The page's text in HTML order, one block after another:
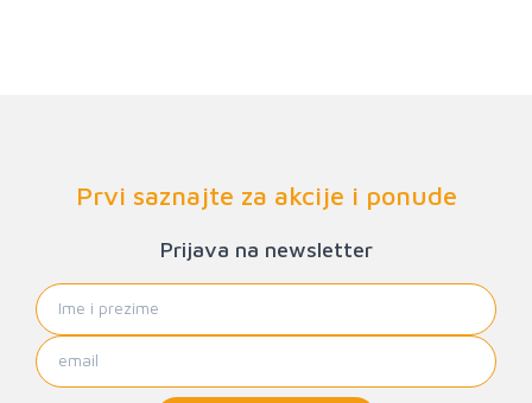
Prvi saznajte za akcije i ponude
Prijava na newsletter